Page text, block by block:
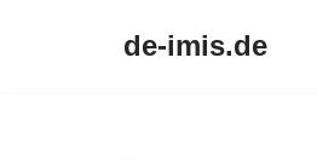
de-imis.de